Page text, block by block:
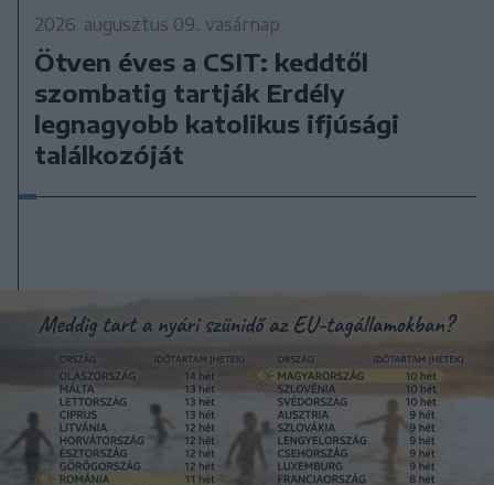
2026. augusztus 09., vasárnap
Ötven éves a CSIT: keddtől
szombatig tartják Erdély
legnagyobb katolikus ifjúsági
találkozóját